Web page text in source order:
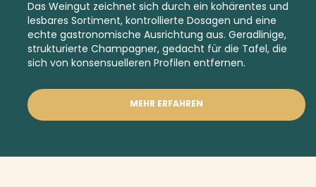
Das Weingut zeichnet sich durch ein kohärentes und
lesbares Sortiment, kontrollierte Dosagen und eine
echte gastronomische Ausrichtung aus. Geradlinige,
strukturierte Champagner, gedacht für die Tafel, die
sich von konsensuelleren Profilen entfernen.
MEHR ERFAHREN